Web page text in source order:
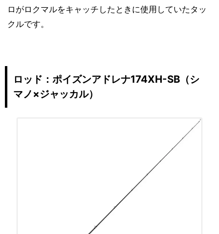
ロがロクマルをキャッチしたときに使用していたタッ
クルです。
ロッド：ポイズンアドレナ174XH-SB（シ
マノ×ジャッカル）